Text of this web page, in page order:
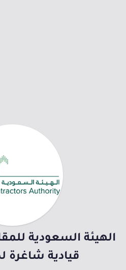
الهيئة السعودية
قيادية شاغرة